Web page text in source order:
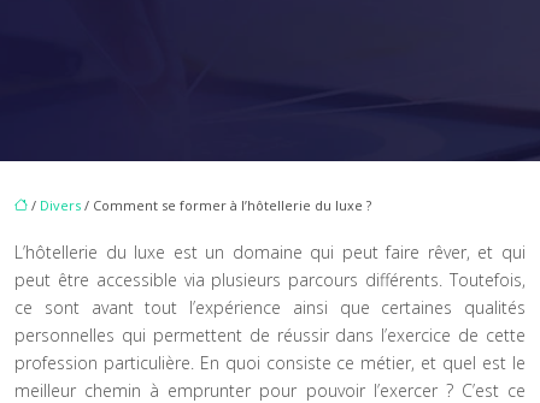
/ Divers / Comment se former à l’hôtellerie du luxe ?
L’hôtellerie du luxe est un domaine qui peut faire rêver, et qui
peut être accessible via plusieurs parcours différents. Toutefois,
ce sont avant tout l’expérience ainsi que certaines qualités
personnelles qui permettent de réussir dans l’exercice de cette
profession particulière. En quoi consiste ce métier, et quel est le
meilleur chemin à emprunter pour pouvoir l’exercer ? C’est ce